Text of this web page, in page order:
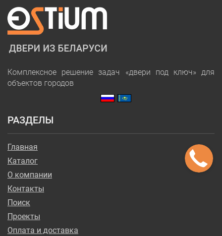
Комплексное решение задач «двери под ключ» для
объектов городов
РАЗДЕЛЫ
Главная
Каталог
О компании
Контакты
Поиск
Проекты
Оплата и доставка